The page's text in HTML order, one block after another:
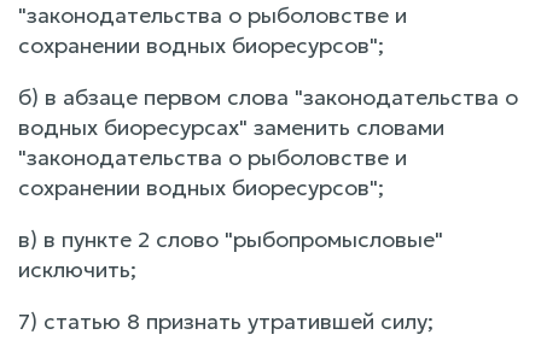
"законодательства о рыболовстве и
сохранении водных биоресурсов";
б) в абзаце первом слова "законодательства о
водных биоресурсах" заменить словами
"законодательства о рыболовстве и
сохранении водных биоресурсов";
в) в пункте 2 слово "рыбопромысловые"
исключить;
7) статью 8 признать утратившей силу;